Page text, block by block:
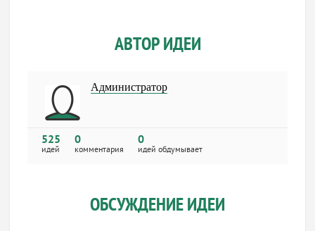
АВТОР ИДЕИ
Администратор
525
идей
0
комментария
0
идей обдумывает
ОБСУЖДЕНИЕ ИДЕИ